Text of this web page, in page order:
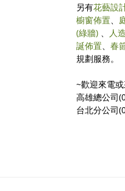
另有花藝設
櫥窗佈置、
(綠牆) 、 人
誕佈置、春
規劃服務。
~歡迎來電
高雄總公司
台北分公司